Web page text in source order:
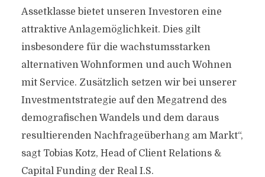
Assetklasse bietet unseren Investoren eine
attraktive Anlagemöglichkeit. Dies gilt
insbesondere für die wachstumsstarken
alternativen Wohnformen und auch Wohnen
mit Service. Zusätzlich setzen wir bei unserer
Investmentstrategie auf den Megatrend des
demografischen Wandels und dem daraus
resultierenden Nachfrageüberhang am Markt“,
sagt Tobias Kotz, Head of Client Relations &
Capital Funding der Real I.S.